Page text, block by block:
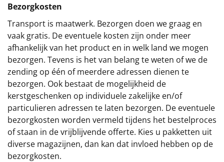
Bezorgkosten
Transport is maatwerk. Bezorgen doen we graag en
vaak gratis. De eventuele kosten zijn onder meer
afhankelijk van het product en in welk land we mogen
bezorgen. Tevens is het van belang te weten of we de
zending op één of meerdere adressen dienen te
bezorgen. Ook bestaat de mogelijkheid de
kerstgeschenken op individuele zakelijke en/of
particulieren adressen te laten bezorgen. De eventuele
bezorgkosten worden vermeld tijdens het bestelproces
of staan in de vrijblijvende offerte. Kies u pakketten uit
diverse magazijnen, dan kan dat invloed hebben op de
bezorgkosten.